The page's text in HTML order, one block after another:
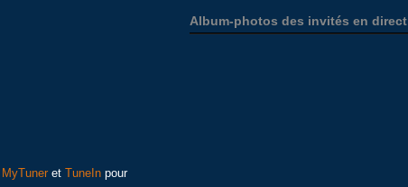
MyTuner et TuneIn pour
Album-photos des invités en direct